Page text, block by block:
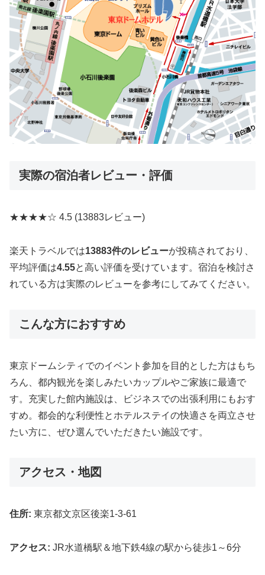
実際の宿泊者レビュー・評価
★★★★☆ 4.5 (13883レビュー)
楽天トラベルでは13883件のレビューが投稿されており、
平均評価は4.55と高い評価を受けています。宿泊を検討さ
れている方は実際のレビューを参考にしてみてください。
こんな方におすすめ
東京ドームシティでのイベント参加を目的とした方はもち
ろん、都内観光を楽しみたいカップルやご家族に最適で
す。充実した館内施設は、ビジネスでの出張利用にもおす
すめ。都会的な利便性とホテルステイの快適さを両立させ
たい方に、ぜひ選んでいただきたい施設です。
アクセス・地図
住所: 東京都文京区後楽1-3-61
アクセス: JR水道橋駅＆地下鉄4線の駅から徒歩1～6分